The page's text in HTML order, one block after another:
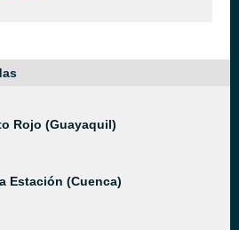
Rojo (Guayaquil)
Estación (Cuenca)